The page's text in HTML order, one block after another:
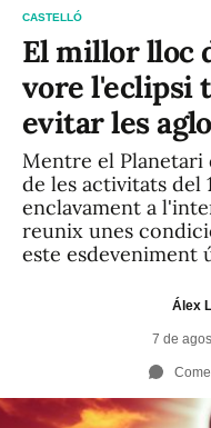
CASTELLÓ
El millor lloc
vore l'eclipsi
evitar les
Mentre el Planetari
de les activitats del
enclavament a
reunix unes
este esdeveniment
Álex
7 de